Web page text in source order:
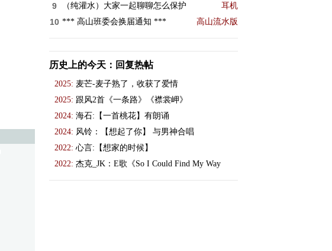
9 （纯灌水）大家一起聊聊怎么保护 耳机
10 *** 高山班委会换届通知 *** 高山流水版
历史上的今天：回复热帖
2025: 麦芒-麦子熟了，收获了爱情
2025: 跟风2首《一条路》《襟裳岬》
2024: 海石:【一首桃花】有朗诵
2024: 风铃：【想起了你】 与男神合唱
2022: 心言:【想家的时候】
2022: 杰克_JK：E歌《So I Could Find My Way